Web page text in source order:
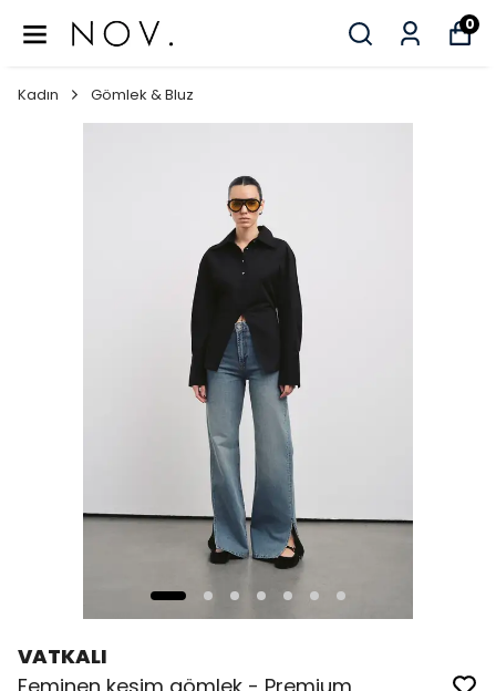
0
Kadın Gömlek & Bluz
VATKALI